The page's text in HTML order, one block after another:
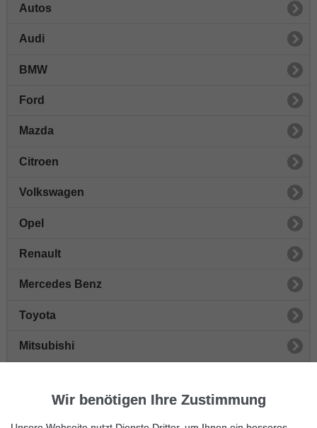
Autos
Audi
BMW
Ford
Mazda
Citroen
Volkswagen
Opel
Renault
Mercedes Benz
Toyota
Mitsubishi
PeugeotWir benötigen Ihre Zustimmung